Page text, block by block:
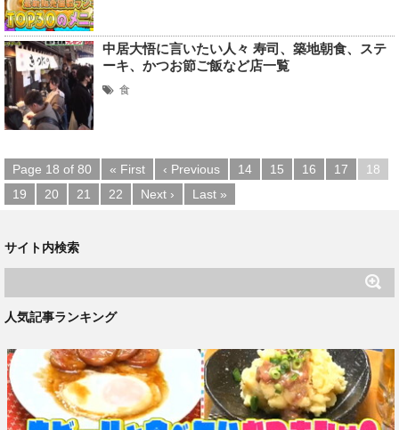
中居大悟に言いたい人々 寿司、築地朝食、ステ
ーキ、かつお節ご飯など店一覧
食
Page 18 of 80 « First ‹ Previous 14 15 16 17
18
19
20 21 22 Next › Last »
サイト内検索
人気記事ランキング